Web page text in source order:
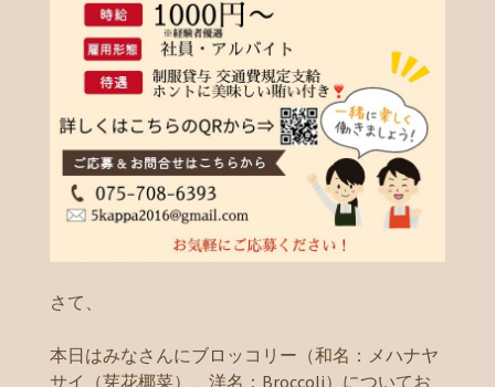
さて、
本日はみなさんにブロッコリー（和名：メハナヤ
サイ（芽花椰菜）、洋名：Broccoli）についてお